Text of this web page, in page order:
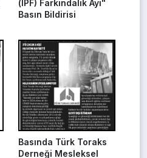
(İPF) Farkındalık Ayı"
Basın Bildirisi
Basında Türk Toraks
Derneği Mesleksel